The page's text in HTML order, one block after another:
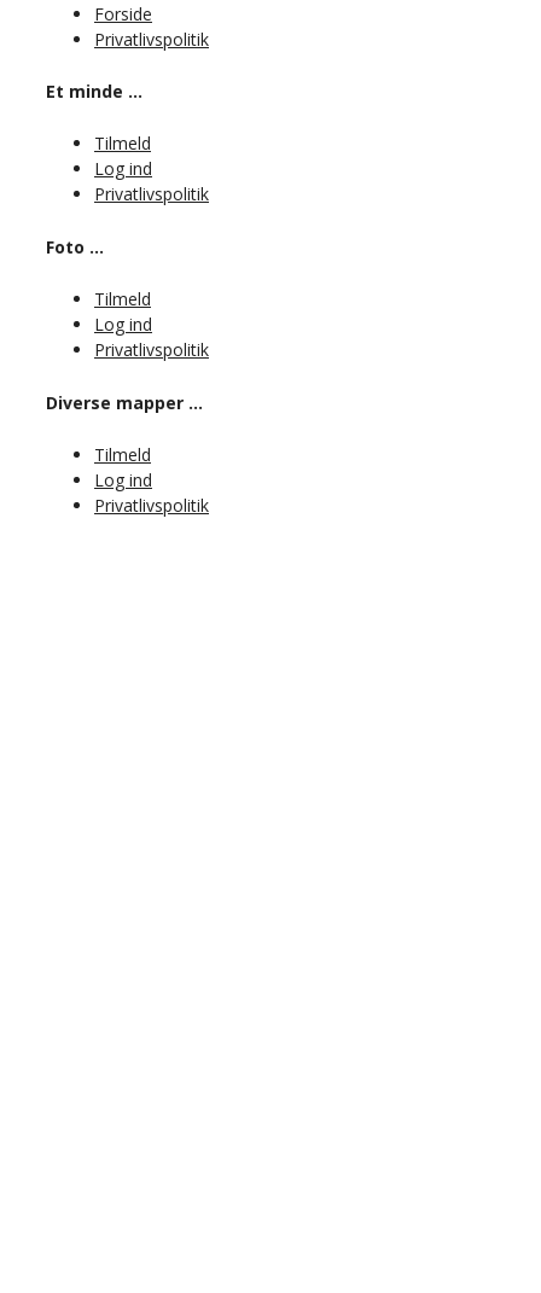
Forside
Privatlivspolitik
Et minde …
Tilmeld
Log ind
Privatlivspolitik
Foto …
Tilmeld
Log ind
Privatlivspolitik
Diverse mapper …
Tilmeld
Log ind
Privatlivspolitik